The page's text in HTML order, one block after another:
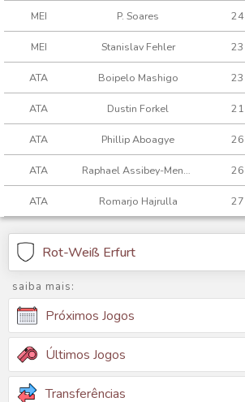
MEI P. Soares 24
MEI Stanislav Fehler 23
ATA Boipelo Mashigo 23
ATA Dustin Forkel 21
ATA Phillip Aboagye 26
ATA Raphael Assibey-Mensah 26
ATA Romarjo Hajrulla 27
Rot-Weiß Erfurt
saiba mais:
Próximos Jogos
Últimos Jogos
Transferências